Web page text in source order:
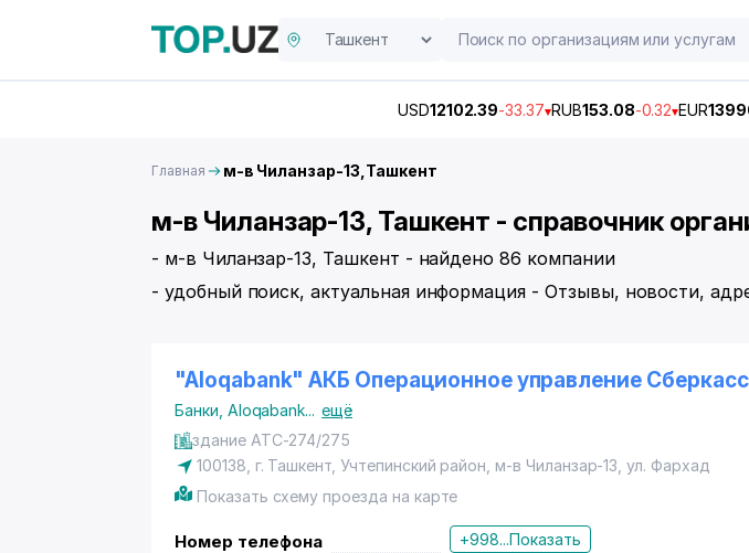
USD12102.39-33.37 RUB153.08-0.32 EUR
Главная м-в Чиланзар-13,Ташкент
м-в Чиланзар-13, Ташкент - справочник
- м-в Чиланзар-13, Ташкент - найдено 86 компании
- удобный поиск, актуальная информация - Отзывы, новости,
"Aloqabank" АКБ Операционное управление
Банки Aloqabank... ещё
здание АТС-274/275
100138, г. Ташкент Учтепинский район м-в Чиланзар-13 , ул. Фархад
Показать схему проезда на карте
Номер телефона +998...Показать